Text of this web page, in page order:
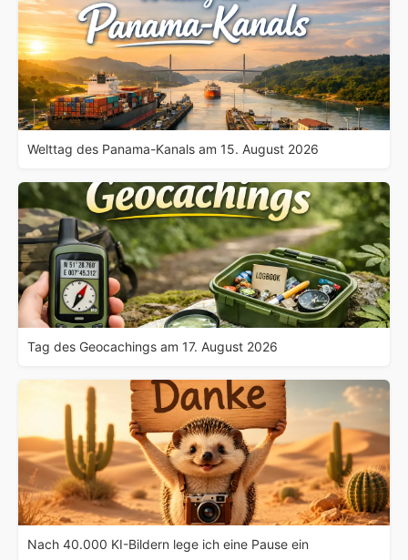
Welttag des Panama-Kanals am 15. August 2026
Tag des Geocachings am 17. August 2026
Nach 40.000 KI-Bildern lege ich eine Pause ein